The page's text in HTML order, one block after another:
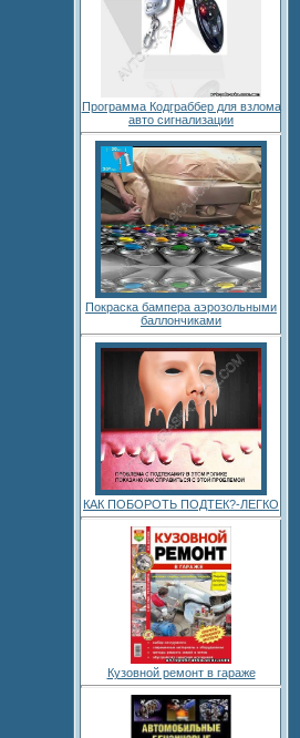
Программа Кодграббер для взлома
авто сигнализации
Покраска бампера аэрозольными
баллончиками
КАК ПОБОРОТЬ ПОДТЕК?-ЛЕГКО
Кузовной ремонт в гараже